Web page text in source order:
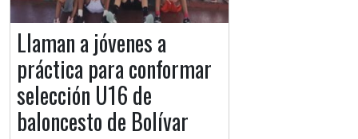
Llaman a jóvenes a
práctica para conformar
selección U16 de
baloncesto de Bolívar